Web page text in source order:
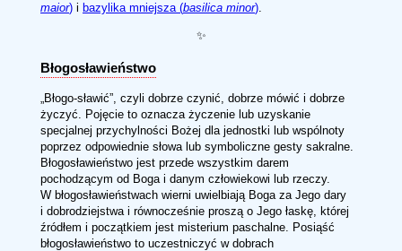
maior) i bazylika mniejsza (basilica minor).
✨
Błogosławieństwo
„Błogo-sławić”, czyli dobrze czynić, dobrze mówić i dobrze
życzyć. Pojęcie to oznacza życzenie lub uzyskanie
specjalnej przychylności Bożej dla jednostki lub wspólnoty
poprzez odpowiednie słowa lub symboliczne gesty sakralne.
Błogosławieństwo jest przede wszystkim darem
pochodzącym od Boga i danym człowiekowi lub rzeczy.
W błogosławieństwach wierni uwielbiają Boga za Jego dary
i dobrodziejstwa i równocześnie proszą o Jego łaskę, której
źródłem i początkiem jest misterium paschalne. Posiąść
błogosławieństwo to uczestniczyć w dobrach